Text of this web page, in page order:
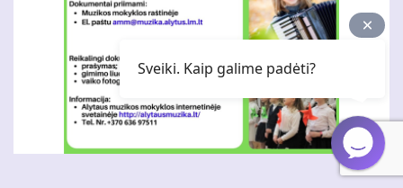
Sveiki. Kaip galime padėti?